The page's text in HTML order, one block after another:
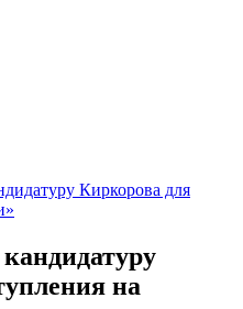
Киркорова для
на